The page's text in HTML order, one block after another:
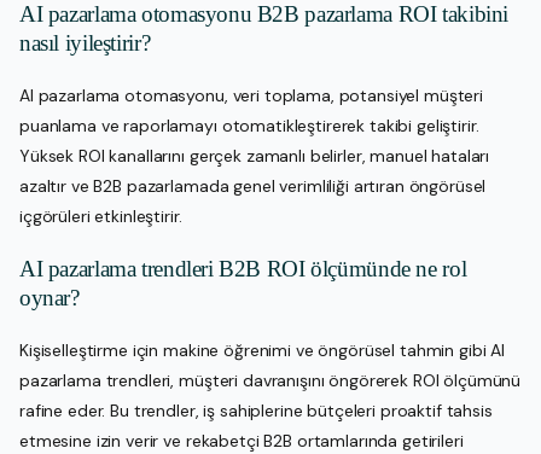
AI pazarlama otomasyonu B2B pazarlama ROI takibini
nasıl iyileştirir?
AI pazarlama otomasyonu, veri toplama, potansiyel müşteri
puanlama ve raporlamayı otomatikleştirerek takibi geliştirir.
Yüksek ROI kanallarını gerçek zamanlı belirler, manuel hataları
azaltır ve B2B pazarlamada genel verimliliği artıran öngörüsel
içgörüleri etkinleştirir.
AI pazarlama trendleri B2B ROI ölçümünde ne rol
oynar?
Kişiselleştirme için makine öğrenimi ve öngörüsel tahmin gibi AI
pazarlama trendleri, müşteri davranışını öngörerek ROI ölçümünü
rafine eder. Bu trendler, iş sahiplerine bütçeleri proaktif tahsis
etmesine izin verir ve rekabetçi B2B ortamlarında getirileri